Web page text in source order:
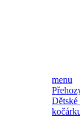
menu
Dětské